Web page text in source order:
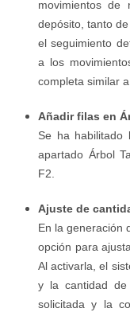
movimientos de
depósito, tanto
el seguimiento
a los
completa similar
Añadir filas en
Se ha habilitado
apartado Árbol
F2.
Ajuste de
En la generación
opción para
Al activarla, el
y la cantidad de
solicitada y la